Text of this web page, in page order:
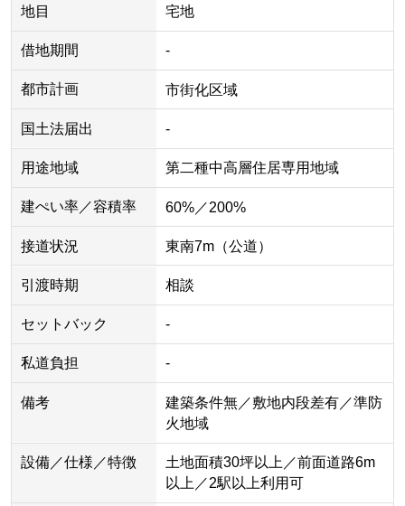
地目 宅地
借地期間 -
都市計画 市街化区域
国土法届出 -
用途地域 第二種中高層住居専用地域
建ぺい率／容積率 60%／200%
接道状況 東南7m（公道）
引渡時期 相談
セットバック -
私道負担 -
備考
建築条件無／敷地内段差有／準防
火地域
設備／仕様／特徴
土地面積30坪以上／前面道路6m
以上／2駅以上利用可